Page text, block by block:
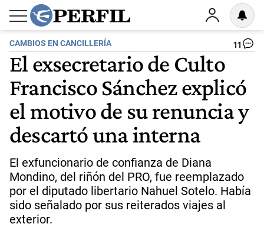
CAMBIOS EN CANCILLERÍA 11
El exsecretario de Culto
Francisco Sánchez explicó
el motivo de su renuncia y
descartó una interna
El exfuncionario de confianza de Diana
Mondino, del riñón del PRO, fue reemplazado
por el diputado libertario Nahuel Sotelo. Había
sido señalado por sus reiterados viajes al
exterior.